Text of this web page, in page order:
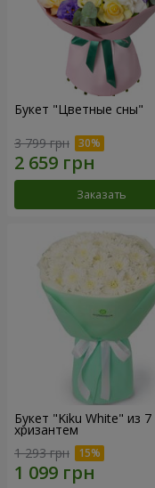
Букет "Цветные сны"
3 799 грн
Заказать
Букет "Kiku White" из 7
хризантем
1 293 грн